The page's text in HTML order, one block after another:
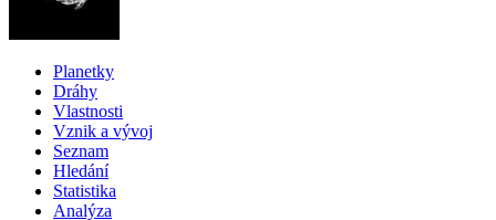
Planetky
Dráhy
Vlastnosti
Vznik a vývoj
Seznam
Hledání
Statistika
Analýza